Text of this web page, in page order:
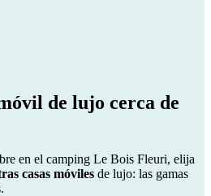
de lujo cerca de
en el camping Le Bois Fleuri, elija
casas móviles de lujo: las gamas